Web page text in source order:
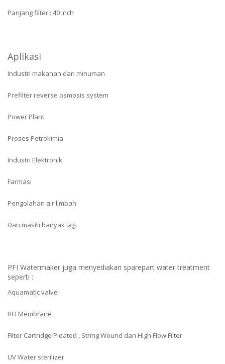
Panjang filter : 40 inch
Aplikasi
Industri makanan dan minuman
Prefilter reverse osmosis system
Power Plant
Proses Petrokimia
Industri Elektronik
Farmasi
Pengolahan air limbah
Dan masih banyak lagi
PFI Watermaker juga menyediakan sparepart water treatment
seperti :
Aquamatic valve
RO Membrane
Filter Cartridge Pleated , String Wound dan High Flow Filter
UV Water sterilizer